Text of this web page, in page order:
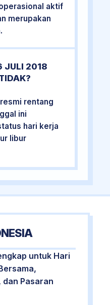
aktif
merupakan
JULI 2018
rentang
ini
hari kerja
libur
untuk Hari
dan Pasaran